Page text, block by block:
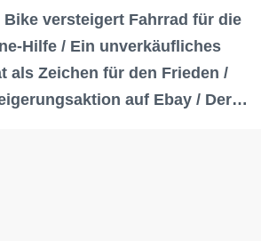
Bike versteigert Fahrrad für die
Hilfe / Ein unverkäufliches
als Zeichen für den Frieden /
auf Ebay / Der…